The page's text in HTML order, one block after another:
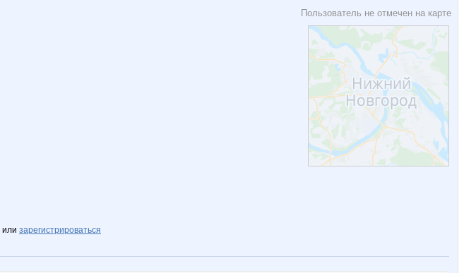
Пользователь не отмечен на карте
или зарегистрироваться